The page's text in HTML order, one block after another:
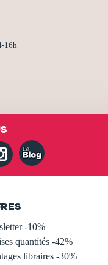
16h
-10%
quantités -42%
libraires -30%